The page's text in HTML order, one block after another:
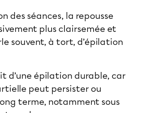
des séances, la repousse
plus clairsemée et
souvent, à tort, d’épilation
d’une épilation durable, car
peut persister ou
terme, notamment sous